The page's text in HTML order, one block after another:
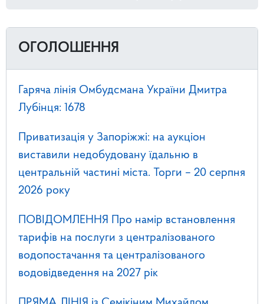
ОГОЛОШЕННЯ
Гаряча лінія Омбудсмана України Дмитра
Лубінця: 1678
Приватизація у Запоріжжі: на аукціон
виставили недобудовану їдальню в
центральній частині міста. Торги – 20 серпня
2026 року
ПОВІДОМЛЕННЯ Про намір встановлення
тарифів на послуги з централізованого
водопостачання та централізованого
водовідведення на 2027 рік